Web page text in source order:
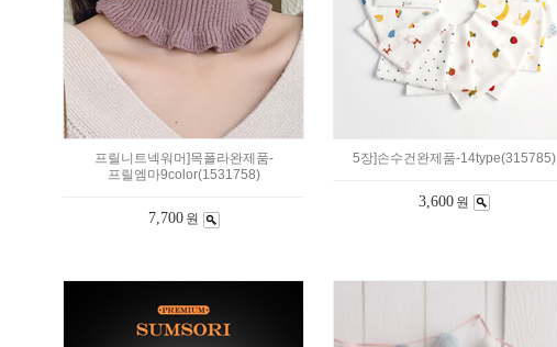
프릴니트넥워머]목폴라완제품-
프릴엠마9color(1531758)
7,700 원
5장]손수건완제품-14type(315785)
3,600 원